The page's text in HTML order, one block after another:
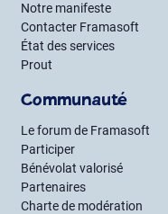
Notre manifeste
Contacter Framasoft
État des services
Prout
Communauté
Le forum de Framasoft
Participer
Bénévolat valorisé
Partenaires
Charte de modération